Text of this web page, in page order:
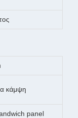
κάμψη
panel